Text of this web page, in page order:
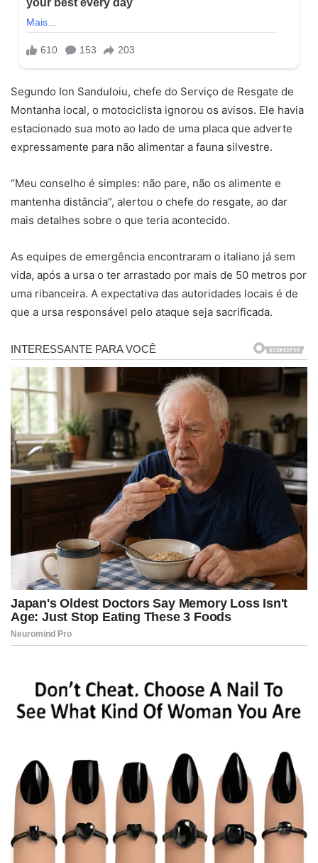
Segundo Ion Sanduloiu, chefe do Serviço de Resgate de
Montanha local, o motociclista ignorou os avisos. Ele havia
estacionado sua moto ao lado de uma placa que adverte
expressamente para não alimentar a fauna silvestre.
“Meu conselho é simples: não pare, não os alimente e
mantenha distância”, alertou o chefe do resgate, ao dar
mais detalhes sobre o que teria acontecido.
As equipes de emergência encontraram o italiano já sem
vida, após a ursa o ter arrastado por mais de 50 metros por
uma ribanceira. A expectativa das autoridades locais é de
que a ursa responsável pelo ataque seja sacrificada.